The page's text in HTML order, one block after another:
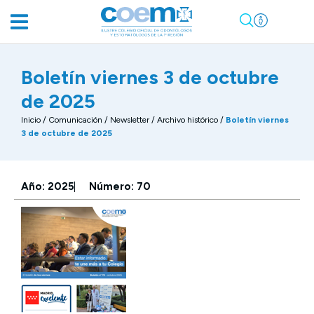
Boletín viernes 3 de octubre
de 2025
Inicio / Comunicación / Newsletter / Archivo histórico / Boletín viernes
3 de octubre de 2025
Año: 2025 Número: 70